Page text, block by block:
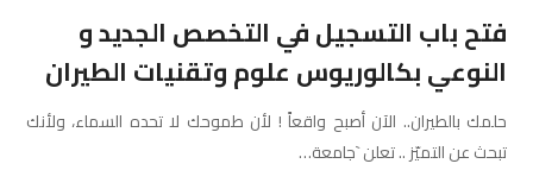
فتح باب التسجيل في التخصص الجديد و
النوعي بكالوريوس علوم وتقنيات الطيران
حلمك بالطيران.. الآن أصبح واقعاً ! لأن طموحك لا تحده السماء، ولأنك
تبحث عن التميّز .. تعلن `جامعة…